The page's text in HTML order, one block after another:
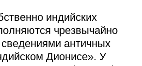
индийских
чрезвычайно
античных
Дионисе». У